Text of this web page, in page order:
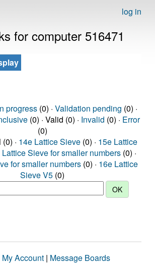
log in
for computer 516471
progress(0) · Validation pending (0) ·
(0) · Valid (0) · Invalid (0) · Error
(0)
· 14e Lattice Sieve (0) · 15e Lattice
Lattice Sieve for smaller numbers (0) ·
for smaller numbers (0) · 16e Lattice
Sieve V5 (0)
My Account | Message Boards